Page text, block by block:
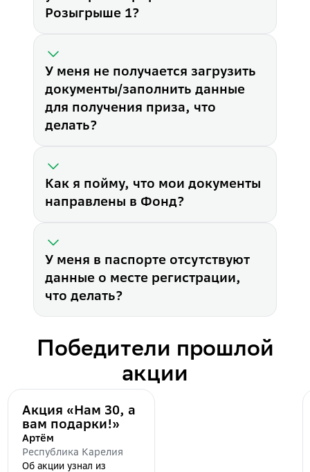
Нет, повторная
Проверьте формат и объем
- формат файлов должен
Как я пойму, что мои
После подписания
У меня в паспорте
Если в паспорте
Розыгрыше 1?
У меня не получается загрузить
документы/заполнить данные
для получения приза, что
делать?
Как я пойму, что мои документы
направлены в Фонд?
У меня в паспорте отсутствуют
данные о месте регистрации,
что делать?
Победители прошлой
акции
Акция «Нам 30, а
вам подарки!»
Артём
Республика Карелия
Об акции узнал из